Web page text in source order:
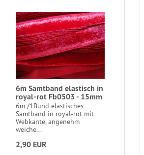
6m Samtband elastisch in
royal-rot Fb0503 - 15mm
6m /1Bund elastisches
Samtband in royal-rot mit
Webkante, angenehm
weiche...
2,90 EUR